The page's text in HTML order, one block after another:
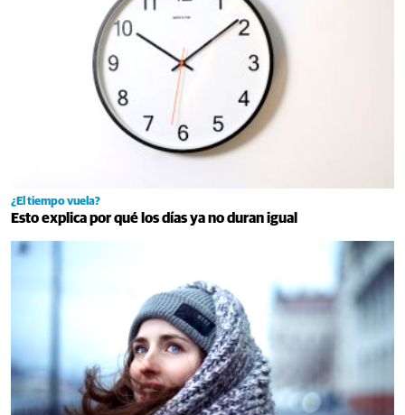
¿El tiempo vuela?
Esto explica por qué los días ya no duran igual